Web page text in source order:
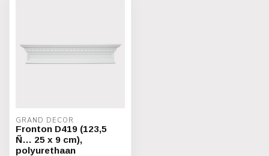
GRAND DECOR
Fronton D419 (123,5
Ñ… 25 x 9 cm),
polyurethaan